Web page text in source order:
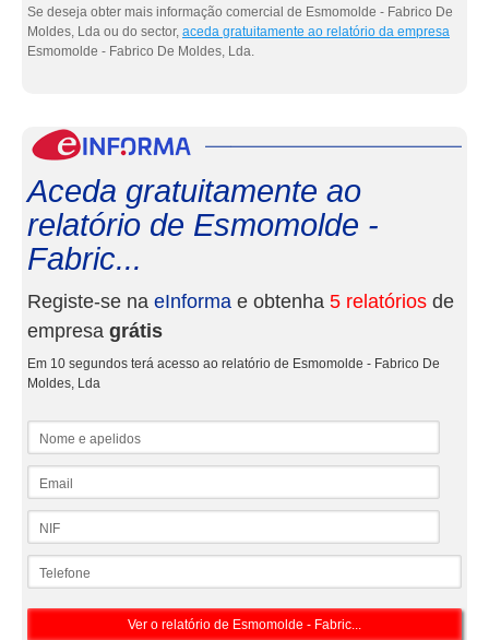
Se deseja obter mais informação comercial de Esmomolde - Fabrico De
Moldes, Lda ou do sector, aceda gratuitamente ao relatório da empresa
Esmomolde - Fabrico De Moldes, Lda.
Aceda gratuitamente ao
relatório de Esmomolde -
Fabric...
Registe-se na eInforma e obtenha 5 relatórios de
empresa grátis
Em 10 segundos terá acesso ao relatório de Esmomolde - Fabrico De
Moldes, Lda